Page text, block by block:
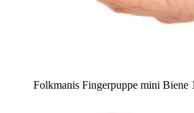
Folkmanis Fingerpuppe mini Biene